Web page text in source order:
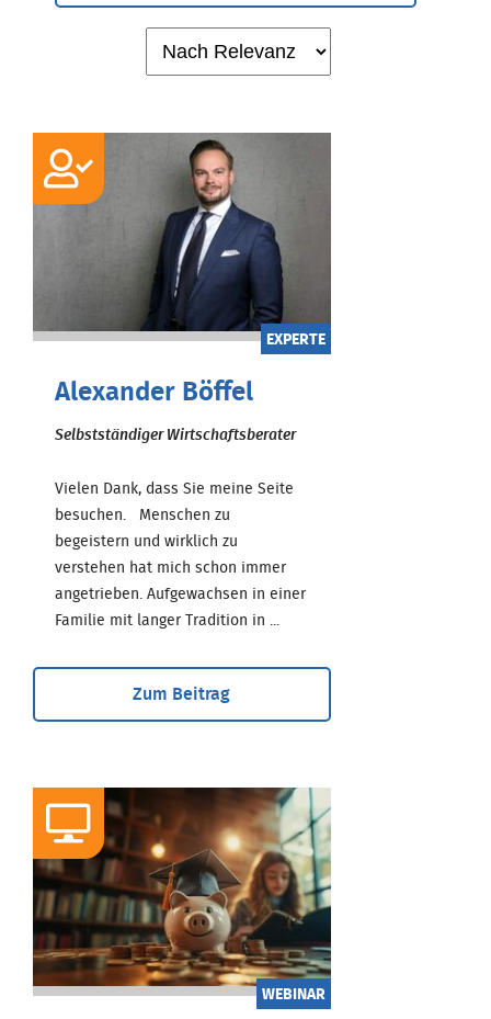
EXPERTE
Alexander Böffel
Selbstständiger Wirtschaftsberater
Vielen Dank, dass Sie meine Seite
besuchen. Menschen zu
begeistern und wirklich zu
verstehen hat mich schon immer
angetrieben. Aufgewachsen in einer
Familie mit langer Tradition in ...
Zum Beitrag
WEBINAR